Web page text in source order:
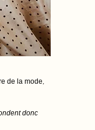
de la mode,
donc